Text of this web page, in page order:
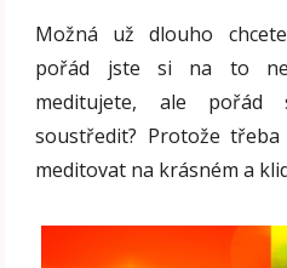
Možná už dlouho
pořád jste si na to
meditujete, ale
soustředit? Protože
meditovat na krásném a